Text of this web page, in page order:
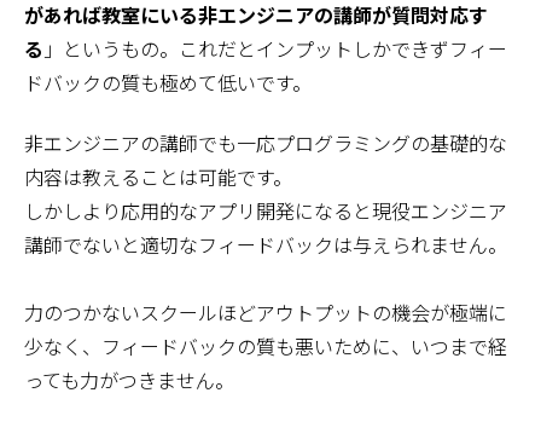
があれば教室にいる非エンジニアの講師が質問対応す
る 」というもの。これだとインプットしかできずフィー
ドバックの質も極めて低いです。
非エンジニアの講師でも一応プログラミングの基礎的な
内容は教えることは可能です。
しかしより応用的なアプリ開発になると現役エンジニア
講師でないと適切なフィードバックは与えられません。
力のつかないスクールほどアウトプットの機会が極端に
少なく、フィードバックの質も悪いために、いつまで経
っても力がつきません。